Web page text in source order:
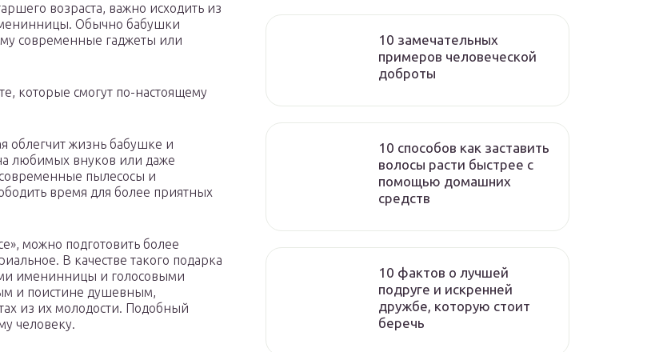
возраста, важно исходить из
Обычно бабушки
современные гаджеты или
которые смогут по-настоящему
облегчит жизнь бабушке и
любимых внуков или даже
пылесосы и
время для более приятных
можно подготовить более
В качестве такого подарка
именинницы и голосовыми
и поистине душевным,
из их молодости. Подобный
человеку.
10 замечательных
примеров человеческой
доброты
10 способов как заставить
волосы расти быстрее с
помощью домашних
средств
10 фактов о лучшей
подруге и искренней
дружбе, которую стоит
беречь